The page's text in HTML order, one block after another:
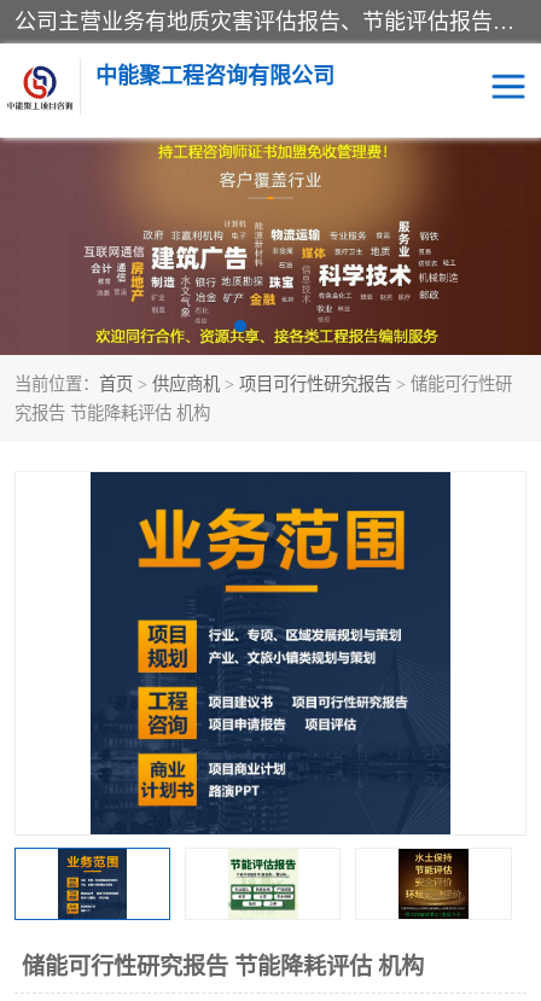
公司主营业务有地质灾害评估报告、节能评估报告、水土保持验收、水资源论证、土地复垦报告、项目可行性研究报告等。是经国家工商总局批准，在法律、法规、决定规定禁止的不得经营；法律、法规、决定规定应当许可（审批）的，经审批机关批准后凭许可（审批）文件经营;法律、法规，市场主体自主选择经营。
中能聚工程咨询有限公司
当前位置： 首页 > 供应商机 > 项目可行性研究报告 > 储能可行性研
究报告 节能降耗评估 机构
储能可行性研究报告 节能降耗评估 机构
水资源论证报告 土地复垦报告
地质灾害评估报告 工程项目验收报告
节能评估报告